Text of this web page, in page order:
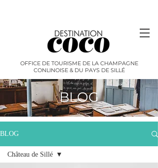
OFFICE DE TOURISME DE LA CHAMPAGNE
CONLINOISE & DU PAYS DE SILLÉ
BLOG
BLOG
Château de Sillé